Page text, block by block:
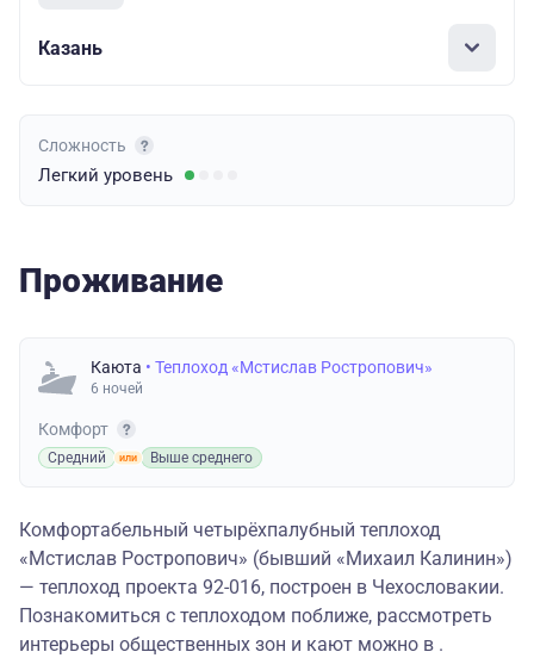
Казань
Сложность
Легкий уровень
Проживание
Каюта • Теплоход «Мстислав Ростропович»
6 ночей
Комфорт
Средний Выше среднего
Комфортабельный четырёхпалубный теплоход
«Мстислав Ростропович» (бывший «Михаил Калинин»)
— теплоход проекта 92-016, построен в Чехословакии.
Познакомиться с теплоходом поближе, рассмотреть
интерьеры общественных зон и кают можно в .